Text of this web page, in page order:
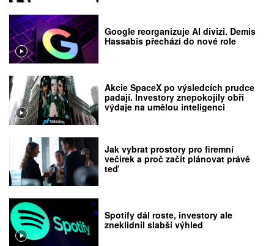
Google reorganizuje AI divizi. Demis
Hassabis přechází do nové role
Akcie SpaceX po výsledcích prudce
padají. Investory znepokojily obří
výdaje na umělou inteligenci
Jak vybrat prostory pro firemní
večírek a proč začít plánovat právě
teď
Spotify dál roste, investory ale
zneklidnil slabší výhled